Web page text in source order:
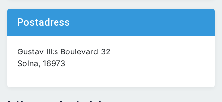
Postadress
Gustav III:s Boulevard 32
Solna, 16973